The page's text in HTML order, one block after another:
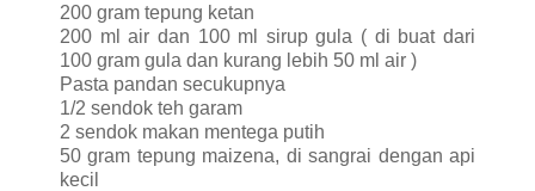
200 gram tepung ketan
200 ml air dan 100 ml sirup gula ( di buat dari
100 gram gula dan kurang lebih 50 ml air )
Pasta pandan secukupnya
1/2 sendok teh garam
2 sendok makan mentega putih
50 gram tepung maizena, di sangrai dengan api
kecil